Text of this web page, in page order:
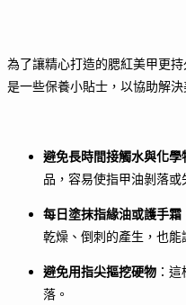
為了讓精心打造的腮紅美甲更
是一些保養小貼士，以協助解決
避免長時間接觸水與化學
品，容易使指甲油剝落或
每日塗抹指緣油或護手霜
乾燥、倒刺的產生，也能
避免用指尖摳挖硬物 ：
落。